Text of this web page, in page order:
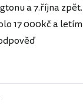
a 7.října
17 000kč a